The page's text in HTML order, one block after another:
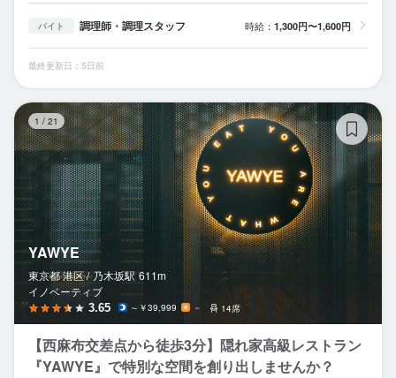
バイト 調理師・調理スタッフ 時給： 1,300円〜1,600円
最終更新日：5日前
1 / 21
YAWYE
東京都 港区 / 乃木坂駅 611m
イノベーティブ
3.65 ～￥39,999 － 14席
【西麻布交差点から徒歩3分】隠れ家高級レストラン
『YAWYE』で特別な空間を創り出しませんか？